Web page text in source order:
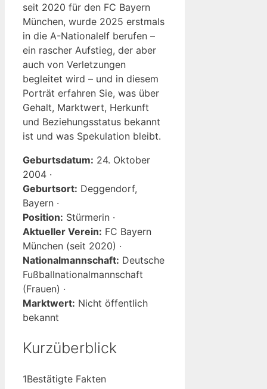
seit 2020 für den FC Bayern
München, wurde 2025 erstmals
in die A-Nationalelf berufen –
ein rascher Aufstieg, der aber
auch von Verletzungen
begleitet wird – und in diesem
Porträt erfahren Sie, was über
Gehalt, Marktwert, Herkunft
und Beziehungsstatus bekannt
ist und was Spekulation bleibt.
Geburtsdatum: 24. Oktober
2004 ·
Geburtsort: Deggendorf,
Bayern ·
Position: Stürmerin ·
Aktueller Verein: FC Bayern
München (seit 2020) ·
Nationalmannschaft: Deutsche
Fußballnationalmannschaft
(Frauen) ·
Marktwert: Nicht öffentlich
bekannt
Kurzüberblick
1Bestätigte Fakten